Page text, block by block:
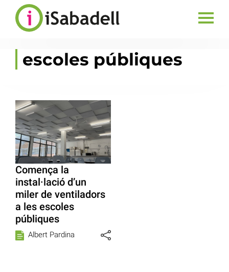
escoles públiques
Comença la
instal·lació d’un
miler de ventiladors
a les escoles
públiques
Albert Pardina